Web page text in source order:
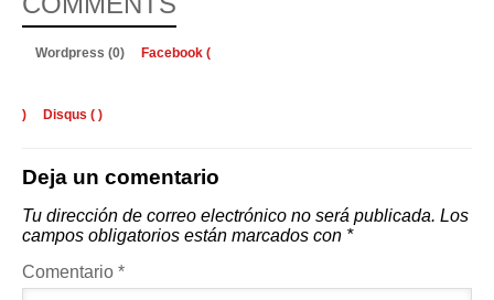
Wordpress (0) Facebook (
) Disqus ( )
Deja un comentario
Tu dirección de correo electrónico no será publicada. Los
campos obligatorios están marcados con *
Comentario *